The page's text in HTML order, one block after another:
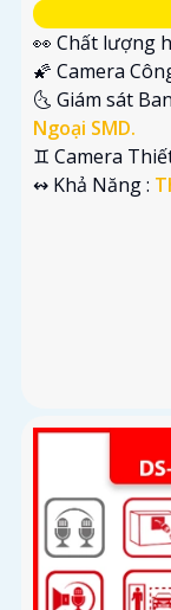
👀 Chất lượng
🌠 Camera
🌜 Giám sát
Ngoại SMD.
♊ Camera
️↭ Khả Năng :